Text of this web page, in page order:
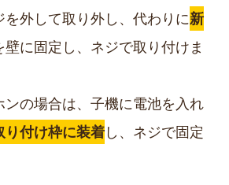
外して取り外し、代わりに新
壁に固定し、ネジで取り付けま
ンの場合は、子機に電池を入れ
り付け枠に装着し、ネジで固定